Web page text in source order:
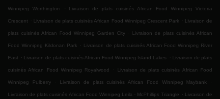
Winnipeg Worthington . Livraison de plats cuisinés African Food Winnipeg Victoria
Crescent . Livraison de plats cuisinés African Food Winnipeg Crescent Park . Livraison de
plats cuisinés African Food Winnipeg Garden City . Livraison de plats cuisinés African
Food Winnipeg Kildonan Park . Livraison de plats cuisinés African Food Winnipeg River
East . Livraison de plats cuisinés African Food Winnipeg Island Lakes . Livraison de plats
cuisinés African Food Winnipeg Royalwood . Livraison de plats cuisinés African Food
Winnipeg Pulberry . Livraison de plats cuisinés African Food Winnipeg Maybank .
Livraison de plats cuisinés African Food Winnipeg Leila - McPhillips Triangle . Livraison de